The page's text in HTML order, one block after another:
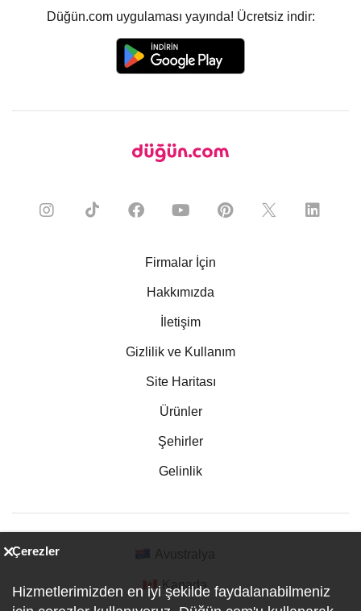
Düğün.com uygulaması yayında! Ücretsiz indir:
Firmalar İçin
Hakkımızda
İletişim
Gizlilik ve Kullanım
Site Haritası
Ürünler
Şehirler
Gelinlik
Kanada
Çerezler
Hizmetlerimizden en iyi şekilde faydalanabilmeniz